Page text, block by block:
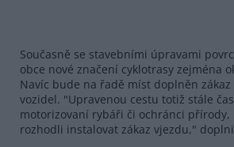
Současně se stavebními úpravami
obce nové značení cyklotrasy zejména
Navíc bude na řadě míst doplněn
vozidel. "Upravenou cestu totiž stále
motorizovaní rybáři či ochránci přírody,
rozhodli instalovat zákaz vjezdu,"